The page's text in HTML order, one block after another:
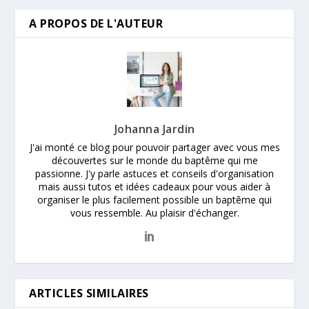
A PROPOS DE L'AUTEUR
Johanna Jardin
J'ai monté ce blog pour pouvoir partager avec vous mes
découvertes sur le monde du baptême qui me
passionne. J'y parle astuces et conseils d'organisation
mais aussi tutos et idées cadeaux pour vous aider à
organiser le plus facilement possible un baptême qui
vous ressemble. Au plaisir d'échanger.
ARTICLES SIMILAIRES